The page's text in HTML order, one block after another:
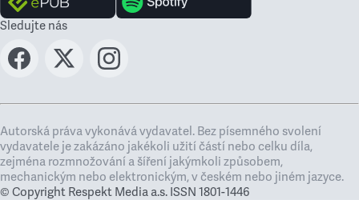
Sledujte nás
Autorská práva vykonává vydavatel. Bez písemného svolení
vydavatele je zakázáno jakékoli užití částí nebo celku díla,
zejména rozmnožování a šíření jakýmkoli způsobem,
mechanickým nebo elektronickým, v českém nebo jiném jazyce.
© Copyright Respekt Media a.s. ISSN 1801-1446